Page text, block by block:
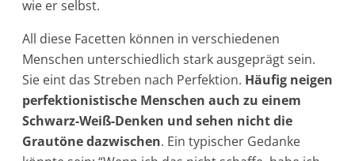
wie er selbst.
All diese Facetten können in verschiedenen
Menschen unterschiedlich stark ausgeprägt sein.
Sie eint das Streben nach Perfektion. Häufig neigen
perfektionistische Menschen auch zu einem
Schwarz-Weiß-Denken und sehen nicht die
Grautöne dazwischen. Ein typischer Gedanke